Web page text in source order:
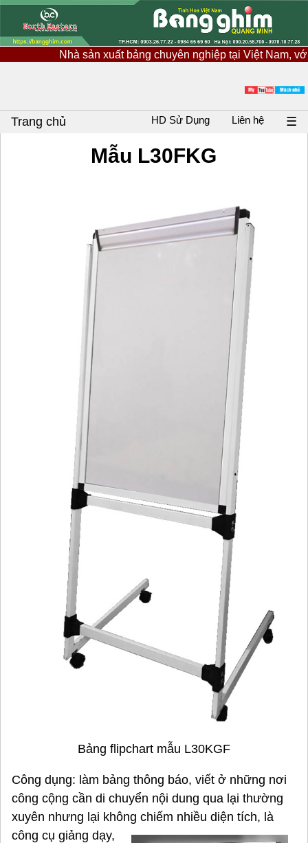
Nhà sản xuất bảng chuyên nghiệp tại Việt Nam, với nguồn
☰
Liên hệ
HD Sử Dụng
Trang chủ
Mẫu L30FKG
Bảng flipchart mẫu L30KGF
Công dụng: làm bảng thông báo, viết ở những nơi
công cộng cần di chuyển nội dung qua lại thường
xuyên nhưng lại không chiếm nhiều diện tích, là
công cụ giảng dạy,